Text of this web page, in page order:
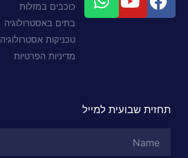
כוכבים במזלות
בתים באסטרולוגיה
טכניקות אסטרולוגיה
מדיניות הפרטיות
תחזית שבועית למייל